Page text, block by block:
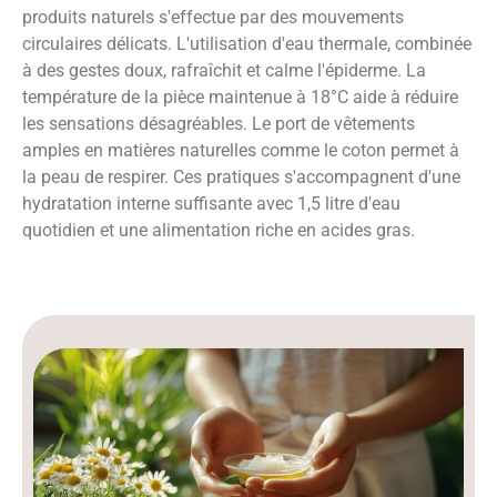
produits naturels s'effectue par des mouvements
circulaires délicats. L'utilisation d'eau thermale, combinée
à des gestes doux, rafraîchit et calme l'épiderme. La
température de la pièce maintenue à 18°C aide à réduire
les sensations désagréables. Le port de vêtements
amples en matières naturelles comme le coton permet à
la peau de respirer. Ces pratiques s'accompagnent d'une
hydratation interne suffisante avec 1,5 litre d'eau
quotidien et une alimentation riche en acides gras.